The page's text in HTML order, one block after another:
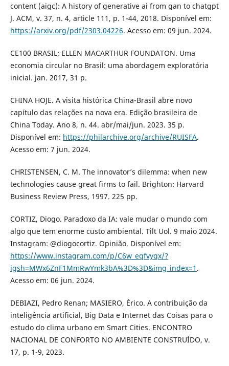
content (aigc): A history of generative ai from gan to chatgpt
J. ACM, v. 37, n. 4, article 111, p. 1-44, 2018. Disponível em:
https://arxiv.org/pdf/2303.04226. Acesso em: 09 jun. 2024.
CE100 BRASIL; ELLEN MACARTHUR FOUNDATON. Uma
economia circular no Brasil: uma abordagem exploratória
inicial. jan. 2017, 31 p.
CHINA HOJE. A visita histórica China-Brasil abre novo
capítulo das relações na nova era. Edição brasileira de
China Today. Ano 8, n. 44. abr/mai/jun. 2023. 35 p.
Disponível em: https://philarchive.org/archive/RUISFA.
Acesso em: 7 jun. 2024.
CHRISTENSEN, C. M. The innovator’s dilemma: when new
technologies cause great firms to fail. Brighton: Harvard
Business Review Press, 1997. 225 pp.
CORTIZ, Diogo. Paradoxo da IA: vale mudar o mundo com
algo que tem enorme custo ambiental. Tilt Uol. 9 maio 2024.
Instagram: @diogocortiz. Opinião. Disponível em:
https://www.instagram.com/p/C6w_eqfvyqx/?
igsh=MWx6ZnF1MmRwYmk3bA%3D%3D&img_index=1 .
Acesso em: 06 jun. 2024.
DEBIAZI, Pedro Renan; MASIERO, Érico. A contribuição da
inteligência artificial, Big Data e Internet das Coisas para o
estudo do clima urbano em Smart Cities. ENCONTRO
NACIONAL DE CONFORTO NO AMBIENTE CONSTRUÍDO, v.
17, p. 1-9, 2023.